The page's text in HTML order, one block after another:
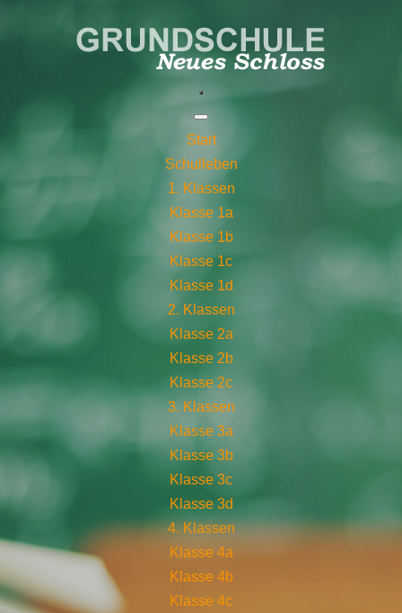
Start
Schulleben
1. Klassen
Klasse 1a
Klasse 1b
Klasse 1c
Klasse 1d
2. Klassen
Klasse 2a
Klasse 2b
Klasse 2c
3. Klassen
Klasse 3a
Klasse 3b
Klasse 3c
Klasse 3d
4. Klassen
Klasse 4a
Klasse 4b
Klasse 4c